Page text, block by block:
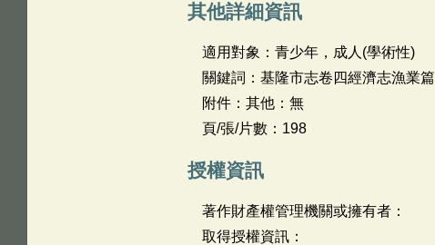
其他詳細資訊
適用對象：青少年，成人(學術性)
關鍵詞：基隆市志卷四經濟志漁業篇
附件：其他：無
頁/張/片數：198
授權資訊
著作財產權管理機關或擁有者：
取得授權資訊：